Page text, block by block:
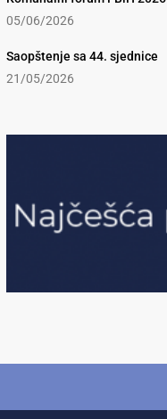
05/06/2026
Saopštenje sa 44. sjednice
21/05/2026